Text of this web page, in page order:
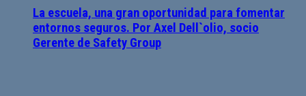
La escuela, una gran oportunidad para fomentar
entornos seguros. Por Axel Dell`olio, socio
Gerente de Safety Group